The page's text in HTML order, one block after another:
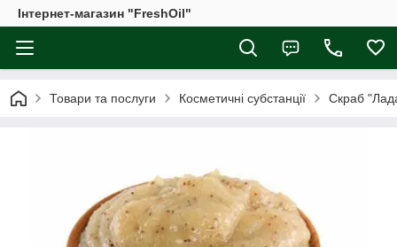
Інтернет-магазин "FreshOil"
Товари та послуги Косметичні субстанції Скраб